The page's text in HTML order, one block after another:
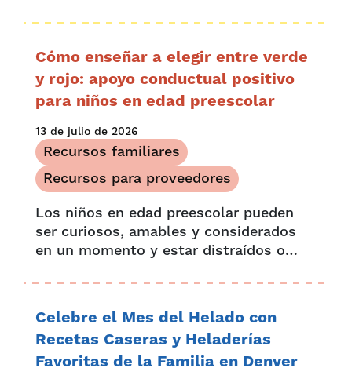
galardonadas. Ya sea en el coche, antes
de dormir o como...
Cómo enseñar a elegir entre verde
y rojo: apoyo conductual positivo
para niños en edad preescolar
13 de julio de 2026
Recursos familiares
Recursos para proveedores
Los niños en edad preescolar pueden
ser curiosos, amables y considerados
en un momento y estar distraídos o
descubren su independencia en el
límites y desafían...
Celebre el Mes del Helado con
Recetas Caseras y Heladerías
Favoritas de la Familia en Denver